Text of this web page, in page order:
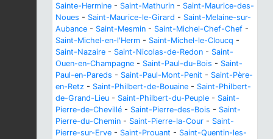
Sainte-Hermine - Saint-Mathurin - Saint-Maurice-des-
Noues - Saint-Maurice-le-Girard - Saint-Melaine-sur-
Aubance - Saint-Mesmin - Saint-Michel-Chef-Chef -
Saint-Michel-en-l'Herm - Saint-Michel-le-Cloucq -
Saint-Nazaire - Saint-Nicolas-de-Redon - Saint-
Ouen-en-Champagne - Saint-Paul-du-Bois - Saint-
Paul-en-Pareds - Saint-Paul-Mont-Penit - Saint-Père-
en-Retz - Saint-Philbert-de-Bouaine - Saint-Philbert-
de-Grand-Lieu - Saint-Philbert-du-Peuple - Saint-
Pierre-de-Chevillé - Saint-Pierre-des-Bois - Saint-
Pierre-du-Chemin - Saint-Pierre-la-Cour - Saint-
Pierre-sur-Erve - Saint-Prouant - Saint-Quentin-les-